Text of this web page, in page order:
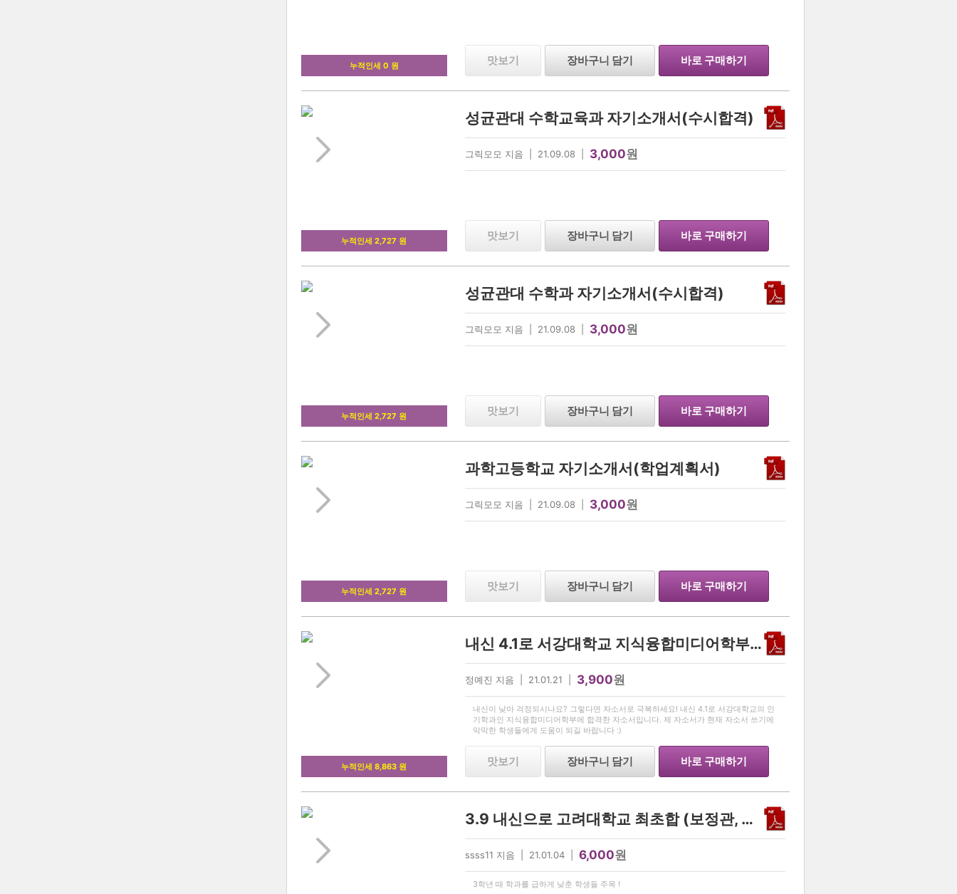
누적인세 0 원 맛보기 장바구니 담기 바로 구매하기
누적인세 2,727 원
성균관대 수학교육과 자기소개서(수시합격)
그릭모모 지음 | 21.09.08 | 3,000원
맛보기 장바구니 담기 바로 구매하기
누적인세 2,727 원
성균관대 수학과 자기소개서(수시합격)
그릭모모 지음 | 21.09.08 | 3,000원
맛보기 장바구니 담기 바로 구매하기
누적인세 2,727 원
과학고등학교 자기소개서(학업계획서)
그릭모모 지음 | 21.09.08 | 3,000원
맛보기 장바구니 담기 바로 구매하기
누적인세 8,863 원
내신 4.1로 서강대학교 지식융합미디어학부에 합격한 자소서
정예진 지음 | 21.01.21 | 3,900원
내신이 낮아 걱정되시나요? 그렇다면 자소서로 극복하세요! 내신 4.1로 서강대학교의 인
기학과인 지식융합미디어학부에 합격한 자소서입니다. 제 자소서가 현재 자소서 쓰기에
막막한 학생들에게 도움이 되길 바랍니다 :)
맛보기 장바구니 담기 바로 구매하기
3.9 내신으로 고려대학교 최초합 (보정관, 문과)
ssss11 지음 | 21.01.04 | 6,000원
3학년 때 학과를 급하게 낮춘 학생들 주목 !